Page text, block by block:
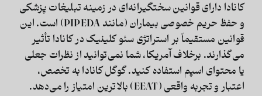
کانادا دارای قوانین سختگیرانه‌ای در زمینه تبلیغات پزشکی
و حفظ حریم خصوصی بیماران (مانندPIPEDA) است. این
قوانین مستقیماً بر استراتژیسئو کلینیک در کاناداتأثیر
می‌گذارند. برخلاف آمریکا، شما نمی‌توانید از نظرات جعلی
یا محتوای اسپم استفاده کنید. گوگل کانادا بهتخصص،
اعتبار و تجربه واقعی(EEAT) بالاترین امتیاز را می‌دهد.